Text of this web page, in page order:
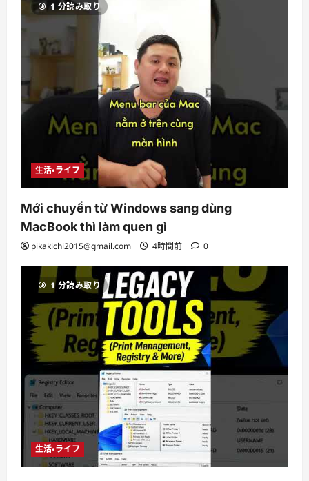
1 分読み取り
生活・ライフ
Mới chuyển từ Windows sang dùng
MacBook thì làm quen gì
pikakichi2015@gmail.com 4時間前 0
1 分読み取り
生活・ライフ